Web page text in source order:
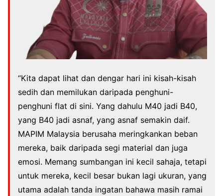
“Kita dapat lihat dan dengar hari ini kisah-kisah
sedih dan memilukan daripada penghuni-
penghuni flat di sini. Yang dahulu M40 jadi B40,
yang B40 jadi asnaf, yang asnaf semakin daif.
MAPIM Malaysia berusaha meringkankan beban
mereka, baik daripada segi material dan juga
emosi. Memang sumbangan ini kecil sahaja, tetapi
untuk mereka, kecil besar bukan lagi ukuran, yang
utama adalah tanda ingatan bahawa masih ramai